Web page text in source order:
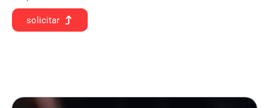
solicitar